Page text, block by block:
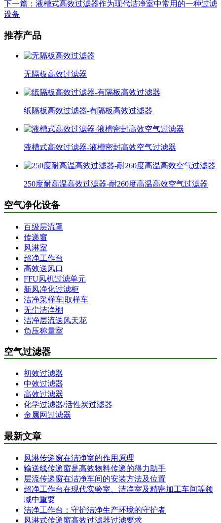
下一篇：液槽式高效过滤器作为现代洁净室中常用的一种过滤
设备
推荐产品
无隔板高效过滤器
纸隔板高效过滤器-有隔板高效过滤器
液槽式高效过滤器-液槽密封高效空气过滤器
250度耐高温高效过滤器-耐260度高温高效空气过滤器
空气净化设备
百级层流罩
传递窗
风淋室
超净工作台
高效送风口
FFU风机过滤单元
新风净化过滤柜
洁净采样车|取样车
无尘洁净棚
洁净层流送风天花
负压称量室
空气过滤器
初效过滤器
中效过滤器
高效过滤器
化学过滤器/活性炭过滤器
金属网过滤器
最新文章
风淋传递窗在洁净室的作用原理
输送线传递窗是高效物料传递的得力助手
层流传递窗在洁净车间的安装方法及位置
超净工作台在现代实验室、洁净室及精密加工车间等领
域中重要
洁净工作台：守护洁净生产环境的守护者
风淋式传递窗高效过滤器过滤要求